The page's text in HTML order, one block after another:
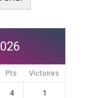
Pts Victoires
4 1